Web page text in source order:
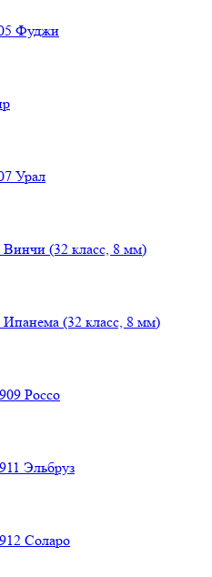
Фуджи
Урал
(32 класс, 8 мм)
(32 класс, 8 мм)
Россо
Эльбруз
Соларо